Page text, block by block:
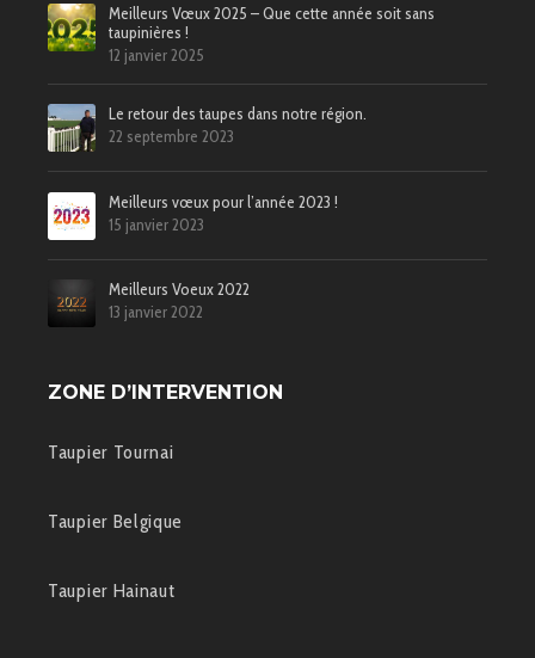
Meilleurs Vœux 2025 – Que cette année soit sans
taupinières !
12 janvier 2025
Le retour des taupes dans notre région.
22 septembre 2023
Meilleurs vœux pour l’année 2023 !
15 janvier 2023
Meilleurs Voeux 2022
13 janvier 2022
ZONE D’INTERVENTION
Taupier Tournai
Taupier Belgique
Taupier Hainaut